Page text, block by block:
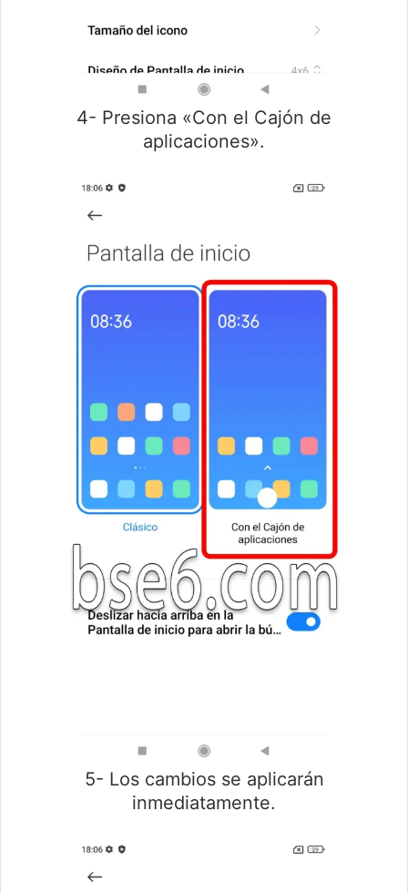
4- Presiona «Con el Cajón de
aplicaciones».
5- Los cambios se aplicarán
inmediatamente.